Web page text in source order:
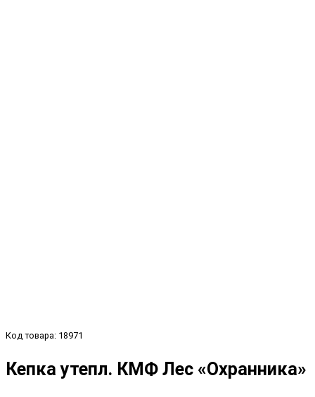
Код товара: 18971
Кепка утепл. КМФ Лес «Охранника»